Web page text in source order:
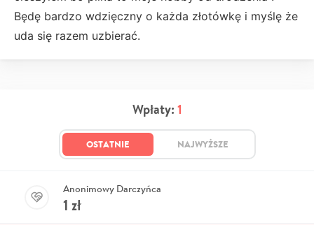
Będę bardzo wdzięczny o każda złotówkę i myślę że
uda się razem uzbierać.
Wpłaty: 1
OSTATNIE NAJWYŻSZE
Anonimowy Darczyńca
1 zł